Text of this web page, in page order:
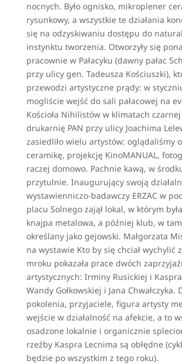
nocnych. Było ognisko, mikroplener
rysunkowy, a wszystkie te działania
się na odzyskiwaniu dostępu do
instynktu tworzenia. Otworzyły się
pracownie w Pałacyku (dawny pałac
przy ulicy gen. Tadeusza Kościuszki),
przewodzi artystyczne prądy: w
mogliście wejść do sali pałacowej na
Kościoła Nihilistów w klimatach
drukarnię PAN przy ulicy Joachima
zasiedliło wielu artystów: oglądaliśmy
ceramikę, projekcję KinoMANUAL,
raczej domowo. Pachnie kawą, w
przytulnie. Inaugurujący swoją
wystawienniczo-badawczy ERZAC w
placu Solnego zajął lokal, w którym
knajpa metalowa, a później klub, w
określany jako gejowski. Małgorzata
na wystawie Kto by się chciał wychylić
mroku pokazała prace dwóch
artystycznych: Irminy Rusickiej i
Wandy Gołkowskiej i Jana Chwałczyka.
pokolenia, przyjaciele, figura artysty
wejście w działalność na afekcie, a to
osadzone lokalnie i organicznie
rzeźby Kaspra Lecnima są obłędne
będzie po wszystkim z tego roku).